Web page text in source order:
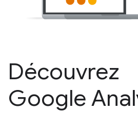
Découvrez
Google